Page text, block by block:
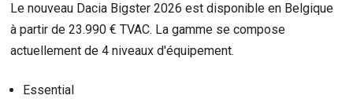
Le nouveau Dacia Bigster 2026 est disponible en Belgique
à partir de 23.990 € TVAC. La gamme se compose
actuellement de 4 niveaux d'équipement.
Essential